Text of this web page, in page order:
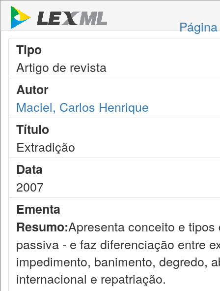
Tipo
Artigo de revista
Autor
Maciel, Carlos Henrique
Título
Extradição
Data
2007
Ementa
Resumo:Apresenta conceito e
passiva - e faz diferenciação entre
impedimento, banimento, degredo,
internacional e repatriação.